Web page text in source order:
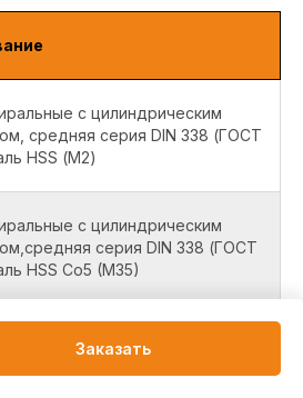
с цилиндрическим
средняя серия DIN 338 (ГОСТ
HSS (М2)
с цилиндрическим
серия DIN 338 (ГОСТ
HSS Co5 (M35)
с цилиндрическим
средняя серия DIN 338 (ГОСТ
HSS Co8 (M42)
Заказать